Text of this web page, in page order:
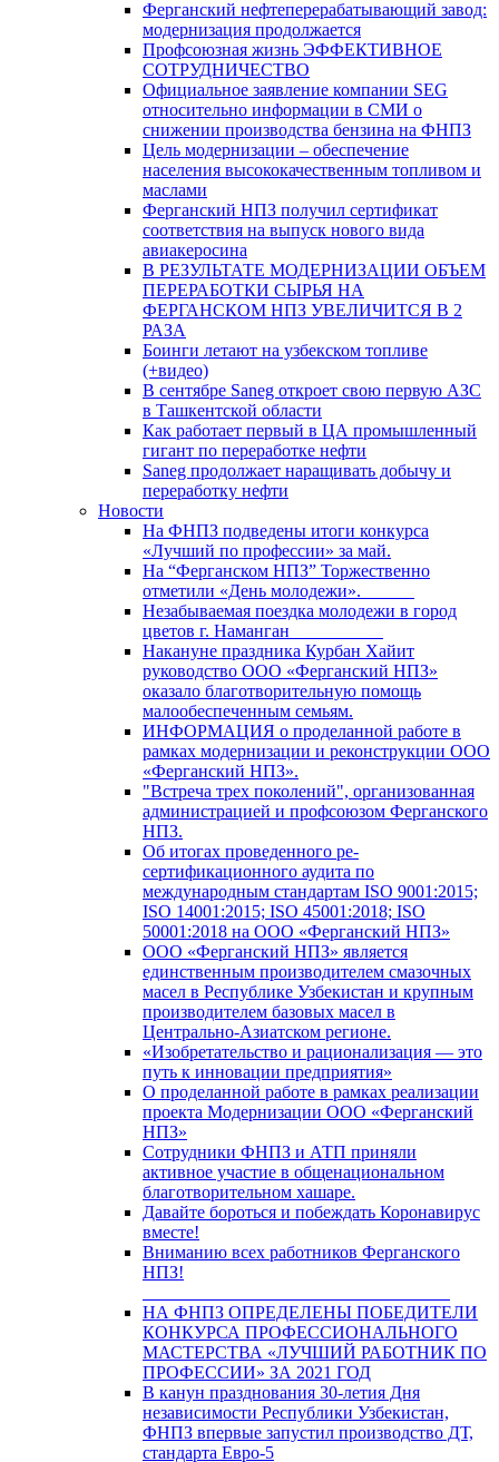
Ферганский нефтеперерабатывающий завод:
модернизация продолжается
Профсоюзная жизнь ЭФФЕКТИВНОЕ
СОТРУДНИЧЕСТВО
Официальное заявление компании SEG
относительно информации в СМИ о
снижении производства бензина на ФНПЗ
Цель модернизации – обеспечение
населения высококачественным топливом и
маслами
Ферганский НПЗ получил сертификат
соответствия на выпуск нового вида
авиакеросина
В РЕЗУЛЬТАТЕ МОДЕРНИЗАЦИИ ОБЪЕМ
ПЕРЕРАБОТКИ СЫРЬЯ НА
ФЕРГАНСКОМ НПЗ УВЕЛИЧИТСЯ В 2
РАЗА
Боинги летают на узбекском топливе
(+видео)
В сентябре Saneg откроет свою первую АЗС
в Ташкентской области
Как работает первый в ЦА промышленный
гигант по переработке нефти
Saneg продолжает наращивать добычу и
переработку нефти
Новости
На ФНПЗ подведены итоги конкурса
«Лучший по профессии» за май.
На “Ферганском НПЗ” Торжественно
отметили «День молодежи».
Незабываемая поездка молодежи в город
цветов г. Наманган
Накануне праздника Курбан Хайит
руководство ООО «Ферганский НПЗ»
оказало благотворительную помощь
малообеспеченным семьям.
ИНФОРМАЦИЯ о проделанной работе в
рамках модернизации и реконструкции ООО
«Ферганский НПЗ».
"Встреча трех поколений", организованная
администрацией и профсоюзом Ферганского
НПЗ.
Об итогах проведенного ре-
сертификационного аудита по
международным стандартам ISO 9001:2015;
ISO 14001:2015; ISO 45001:2018; ISO
50001:2018 на ООО «Ферганский НПЗ»
ООО «Ферганский НПЗ» является
единственным производителем смазочных
масел в Республике Узбекистан и крупным
производителем базовых масел в
Центрально-Азиатском регионе.
«Изобретательство и рационализация — это
путь к инновации предприятия»
О проделанной работе в рамках реализации
проекта Модернизации ООО «Ферганский
НПЗ»
Сотрудники ФНПЗ и АТП приняли
активное участие в общенациональном
благотворительном хашаре.
Давайте бороться и побеждать Коронавирус
вместе!
Вниманию всех работников Ферганского
НПЗ!
НА ФНПЗ ОПРЕДЕЛЕНЫ ПОБЕДИТЕЛИ
КОНКУРСА ПРОФЕССИОНАЛЬНОГО
МАСТЕРСТВА «ЛУЧШИЙ РАБОТНИК ПО
ПРОФЕССИИ» ЗА 2021 ГОД
В канун празднования 30-летия Дня
независимости Республики Узбекистан,
ФНПЗ впервые запустил производство ДТ,
стандарта Евро-5